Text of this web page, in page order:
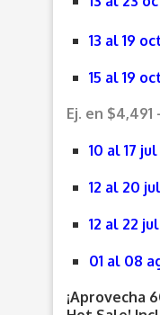
13 al 19
15 al 19
Ej. en $4,491
10 al 17 jul
12 al 20 jul
12 al 22 jul
01 al 08
¡Aprovecha